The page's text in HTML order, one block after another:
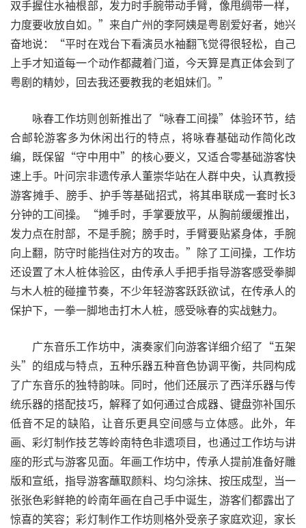
双手握住水袖根部，发力时手腕带动手臂，像甩绸带一样，
力度要收放自如。”来自广州的李阿姨是粤剧爱好者，她兴
奋地说：“平时在戏台下看演员水袖翻飞觉得很轻松，自己
上手才知道每一个动作都藏着门道，今天算是真正体会到了
粤剧的精妙，回去我还要教我的老姐妹们。”
咏春工作坊则创新推出了“咏春工间操”体验环节，结
合邮轮游客多为休闲出行的特点，将咏春基础动作简化改
编，既保留“守中用中”的核心要义，又适合零基础游客快
速上手。叶问宗非遗传承人董崇华站在人群中央，认真教授
游客摊手、膀手、护手等基础招式，将其串联成一套时长3
分钟的工间操。“摊手时，手掌要放平，从胸前缓缓推出，
发力点在肘部，不是手腕；膀手时，手臂要贴紧身体，手腕
向上翻，防守时能挡住对方的攻击。”除了工间操，工作坊
还设置了木人桩体验区，由传承人手把手指导游客感受拳脚
与木人桩的碰撞节奏，不少年轻游客跃跃欲试，在传承人的
保护下，一拳一脚地击打木人桩，感受咏春的实战魅力。
广东音乐工作坊中，演奏家们向游客详细介绍了“五架
头”的组成与特点，五种乐器五种音色协调平衡，共同构成
了广东音乐的独特韵味。同时，他们还展示了西洋乐器与传
统乐器的搭配技巧，解释了如何通过合成器、键盘弥补国乐
低音不足的缺陷，让音乐更具空间感与立体感。此外，年
画、彩灯制作技艺等岭南特色非遗项目，也通过工作坊与讲
座的形式与游客见面。年画工作坊中，传承人提前准备好雕
版和宣纸，指导游客蘸取颜料、均匀涂抹、按压成型，当一
张张色彩鲜艳的岭南年画在自己手中诞生，游客们都露出了
惊喜的笑容；彩灯制作工作坊则格外受亲子家庭欢迎，家长